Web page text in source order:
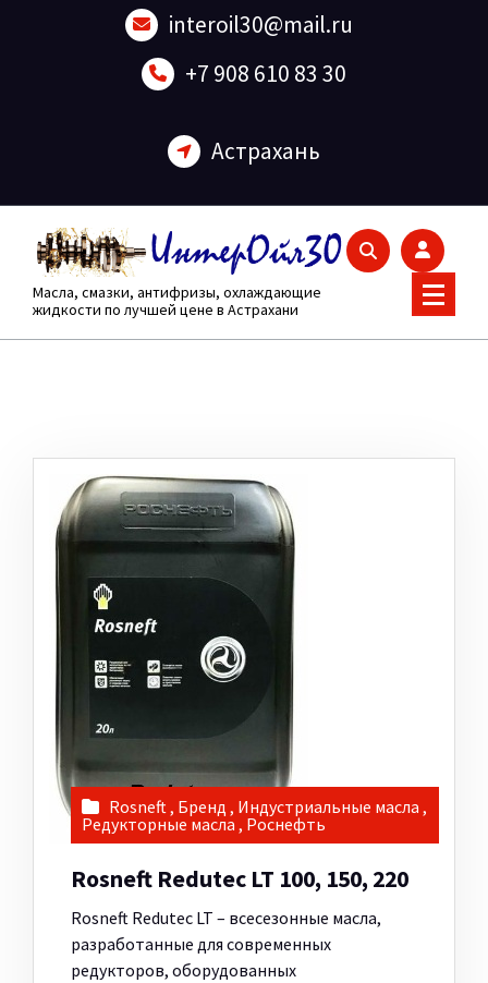
interoil30@mail.ru
+7 908 610 83 30
Астрахань
Масла, смазки, антифризы, охлаждающие
жидкости по лучшей цене в Астрахани
Rosneft, Бренд , Индустриальные масла ,
Редукторные масла , Роснефть
Rosneft Redutec LT 100, 150, 220
Rosneft Redutec LT – всесезонные масла,
разработанные для современных
редукторов, оборудованных